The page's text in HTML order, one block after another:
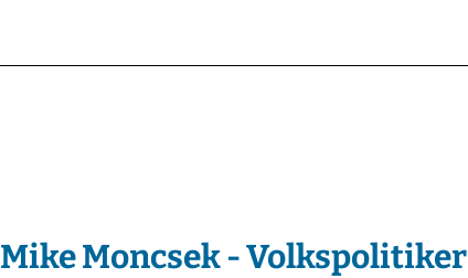
Mike Moncsek - Volkspolitiker